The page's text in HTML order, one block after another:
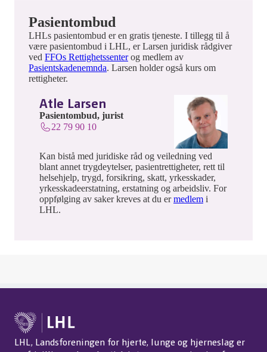
Pasientombud
LHLs pasientombud er en gratis tjeneste. I tillegg til å
være pasientombud i LHL, er Larsen juridisk rådgiver
ved FFOs Rettighetssenterog medlem av
Pasientskadenemnda. Larsen holder også kurs om
rettigheter.
Atle Larsen
Pasientombud, jurist
22 79 90 10
Kan bistå med juridiske råd og veiledning ved
blant annet trygdeytelser, pasientrettigheter, rett til
helsehjelp, trygd, forsikring, skatt, yrkesskader,
yrkesskadeerstatning, erstatning og arbeidsliv. For
oppfølging av saker kreves at du ermedlem i
LHL.
LHL, Landsforeningen for hjerte, lunge og hjerneslag er